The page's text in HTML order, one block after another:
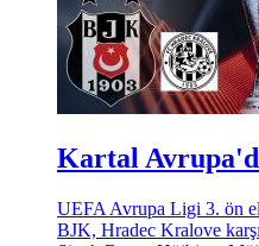
Kartal
UEFA Avrupa Ligi 3. ön
BJK, Hradec Kralove